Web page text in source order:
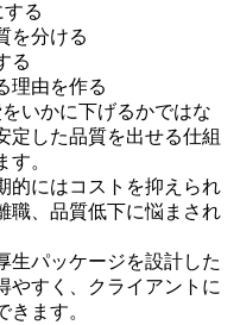
る
を分ける
る
理由を作る
いかに下げるかではな
定した品質を出せる仕組
。
的にはコストを抑えられ
職、品質低下に悩まされ
生パッケージを設計した
やすく、クライアントに
きます。